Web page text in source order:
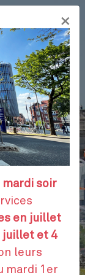
FR
×
mardi soir
en juillet
juillet et 4
leurs
mardi 1er